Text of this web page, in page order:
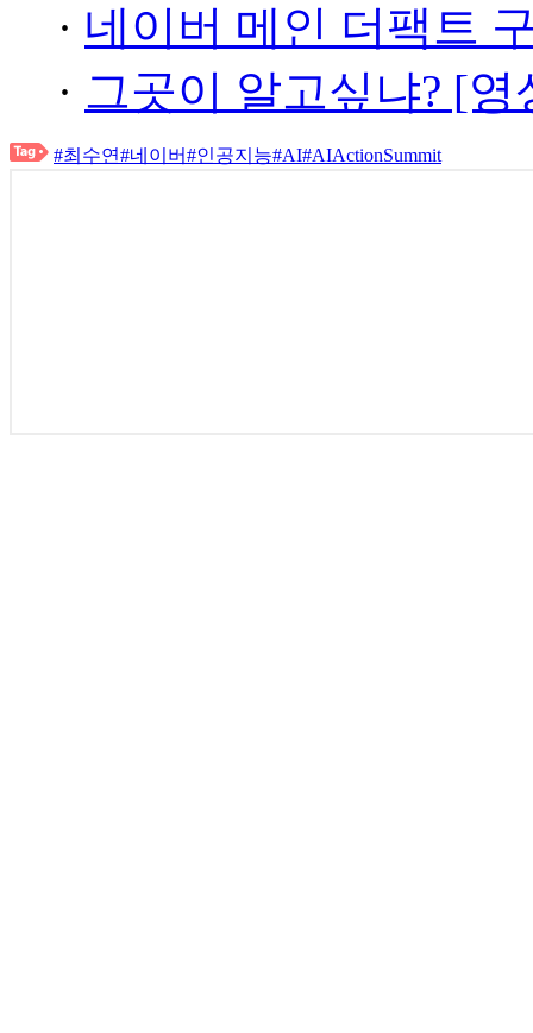
· 네이버 메인 더팩트
· 그곳이 알고싶냐? [
#최수연#네이버#인공지능#AI#AIActionSummit